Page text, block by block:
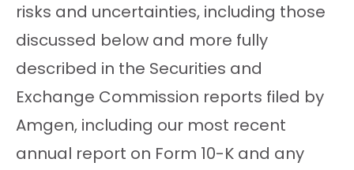
risks and uncertainties, including those
discussed below and more fully
described in the Securities and
Exchange Commission reports filed by
Amgen, including our most recent
annual report on Form 10-K and any